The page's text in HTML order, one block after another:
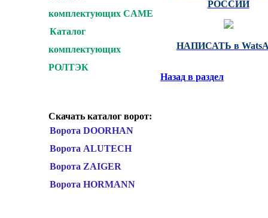
комплектующих CAME
Каталог
комплектующих
РОЛТЭК
Скачать каталог ворот:
Ворота DOORHAN
Ворота ALUTECH
Ворота ZAIGER
Ворота HORMANN
РОССИИ
НАПИСАТЬ в
Назад в раздел